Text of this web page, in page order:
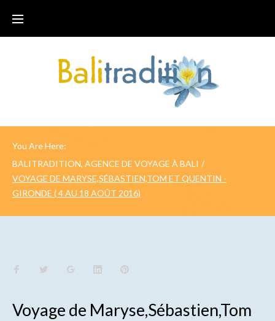
You Are Here:
BALITRADITION, AGENCE DE VOYAGE À BALI /
VOYAGE DE MARYSE,SÉBASTIEN,TOM ET QUENTIN -
GIRONDE ( 4 AU 18 AOÛT 2016)
Voyage de Maryse,Sébastien,Tom